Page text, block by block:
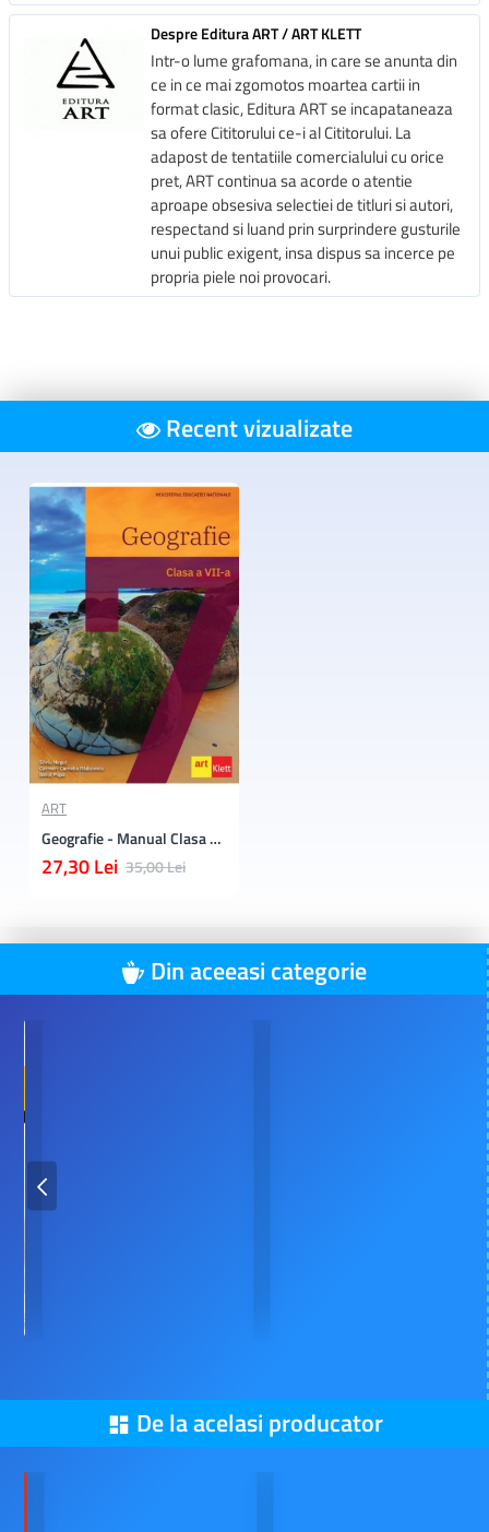
Despre Editura ART / ART KLETT
Intr-o lume grafomana, in care se anunta din
ce in ce mai zgomotos moartea cartii in
format clasic, Editura ART se incapataneaza
sa ofere Cititorului ce-i al Cititorului. La
adapost de tentatiile comercialului cu orice
pret, ART continua sa acorde o atentie
aproape obsesiva selectiei de titluri si autori,
respectand si luand prin surprindere gusturile
unui public exigent, insa dispus sa incerce pe
propria piele noi provocari.
Recent vizualizate
ART
Geografie - Manual Clasa a 7-a
27,30 Lei 35,00 Lei
Din aceeasi categorie
De la acelasi producator